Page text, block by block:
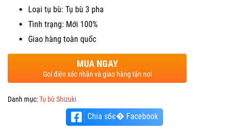
Loại tụ bù: Tụ bù 3 pha
Tình trạng: Mới 100%
Giao hàng toàn quốc
MUA NGAY
Gọi điện xác nhận và giao hàng tận nơi
Danh mục:Tụ bù Shizuki
Chia sбє� Facebook